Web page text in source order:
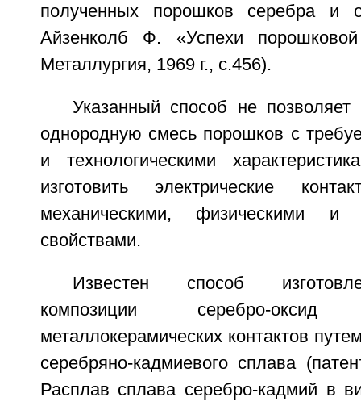
полученных порошков серебра и
Айзенколб Ф. «Успехи
Металлургия, 1969 г., с.456).
Указанный способ не позволяет
однородную смесь порошков с
и технологическими
изготовить электрические
механическими, физическими и
свойствами.
Известен способ
композиции серебро-
металлокерамических контактов
серебряно-кадмиевого сплава
Расплав сплава серебро-кадмий в